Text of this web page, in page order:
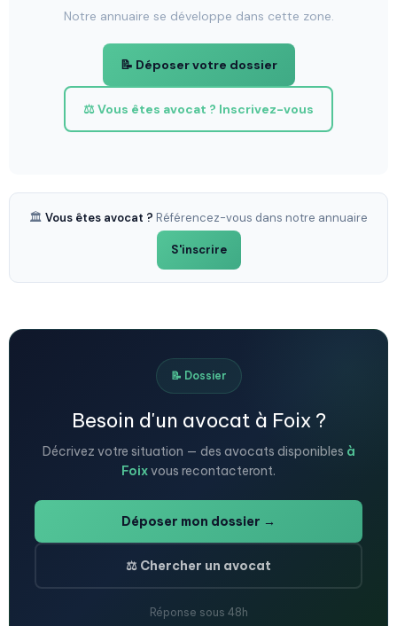
Notre annuaire se développe dans cette zone.
📝 Déposer votre dossier
⚖️ Vous êtes avocat ? Inscrivez-vous
🏛️ Vous êtes avocat ? Référencez-vous dans notre annuaire
S'inscrire
📝 Dossier
Besoin d'un avocat à Foix ?
Décrivez votre situation — des avocats disponibles à
Foixvous recontacteront.
Déposer mon dossier →
⚖️ Chercher un avocat
Réponse sous 48h